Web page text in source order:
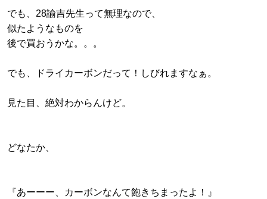
でも、28諭吉先生って無理なので、
似たようなものを
後で買おうかな。。。
でも、ドライカーボンだって！しびれますなぁ。
見た目、絶対わからんけど。
どなたか、
『あーーー、カーボンなんて飽きちまったよ！』